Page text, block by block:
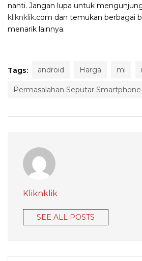
nanti. Jangan lupa untuk
kliknklik.com dan temukan berbagai
menarik lainnya.
Tags: android Harga mi
Permasalahan Seputar Smartphone
Kliknklik
SEE ALL POSTS